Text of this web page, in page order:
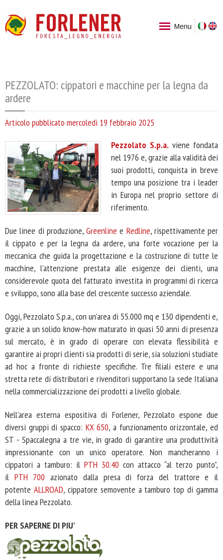
Menu
PEZZOLATO: cippatori e macchine per la legna da
ardere
Articolo pubblicato mercoledì 19 febbraio 2025
Pezzolato S.p.a.viene fondata
nel 1976 e, grazie alla validità dei
suoi prodotti, conquista in breve
tempo una posizione tra i leader
in Europa nel proprio settore di
riferimento.
Due linee di produzione, Greenlinee Redline, rispettivamente per
il cippato e per la legna da ardere, una forte vocazione per la
meccanica che guida la progettazione e la costruzione di tutte le
macchine, l’attenzione prestata alle esigenze dei clienti, una
considerevole quota del fatturato investita in programmi di ricerca
e sviluppo, sono alla base del crescente successo aziendale.
Oggi, Pezzolato S.p.a., con un’area di 55.000 mq e 130 dipendenti e,
grazie a un solido know-how maturato in quasi 50 anni di presenza
sul mercato, è in grado di operare con elevata flessibilità e
garantire ai propri clienti sia prodotti di serie, sia soluzioni studiate
ad hoc a fronte di richieste specifiche. Tre filiali estere e una
stretta rete di distributori e rivenditori supportano la sede Italiana
nella commercializzazione dei prodotti a livello globale.
Nell'area esterna espositiva di Forlener, Pezzolato espone due
diversi gruppi di spacco: KX 650, a funzionamento orizzontale, ed
ST - Spaccalegna a tre vie, in grado di garantire una produttività
impressionante con un unico operatore. Non mancheranno i
cippatori a tamburo: il PTH 30.40 con attacco “al terzo punto”,
il PTH 700 azionato dalla presa di forza del trattore e il
potente ALLROAD, cippatore semovente a tamburo top di gamma
della linea Pezzolato.
PER SAPERNE DI PIU'